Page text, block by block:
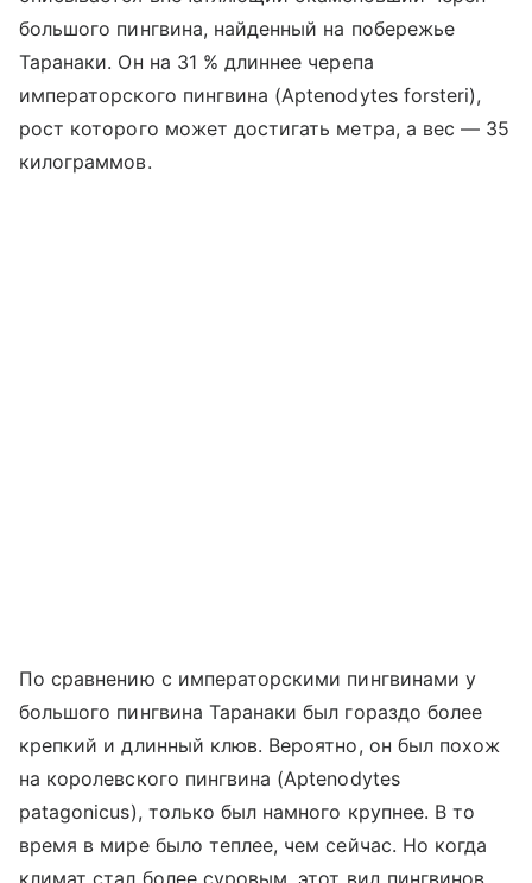
большого пингвина, найденный на побережье
Таранаки. Он на 31 % длиннее черепа
императорского пингвина (Aptenodytes forsteri),
рост которого может достигать метра, а вес — 35
килограммов.
По сравнению с императорскими пингвинами у
большого пингвина Таранаки был гораздо более
крепкий и длинный клюв. Вероятно, он был похож
на королевского пингвина (Aptenodytes
patagonicus), только был намного крупнее. В то
время в мире было теплее, чем сейчас. Но когда